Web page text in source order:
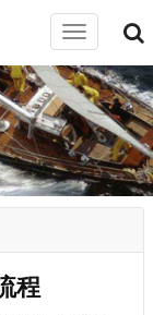
切
导
航
程